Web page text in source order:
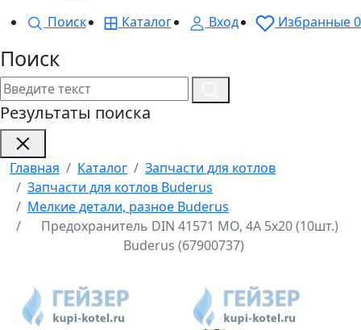
Поиск
Каталог Вход Избранные0
Поиск
Результаты поиска
Главная Каталог
Запчасти для котлов
Запчасти для котлов Buderus
Мелкие детали, разное Buderus
Предохранитель DIN 41571 MO, 4A 5x20 (10шт.)
Buderus (67900737)